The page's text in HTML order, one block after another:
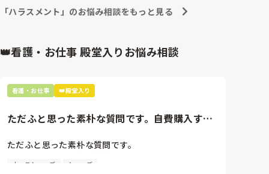
っかり守られるべきだと思います。
さい。
「ハラスメント」のお悩み相談をもっと見る
👑看護・お仕事 殿堂入りお悩み相談
看護・お仕事 👑殿堂入り
ただふと思った素朴な質問です。自費購入する
ただふと思った素朴な質問です。
自費購入するナースシューズ(職場で使用してる靴)っ
ナースシューズ シューズ